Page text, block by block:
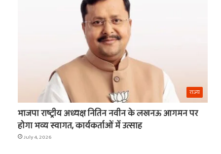
राज्य
भाजपा राष्ट्रीय अध्यक्ष नितिन नवीन के लखनऊ आगमन पर
होगा भव्य स्वागत, कार्यकर्ताओं में उत्साह
July 4, 2026